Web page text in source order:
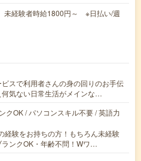
経験者時給1800円～ ※日払い/週
スで利用者さんの身の回りのお手伝
気ない日常生活がメインな…
クOK / パソコンスキル不要 / 英語力
経験をお持ちの方！もちろん未経験
ンクOK・年齢不問！Wワ…